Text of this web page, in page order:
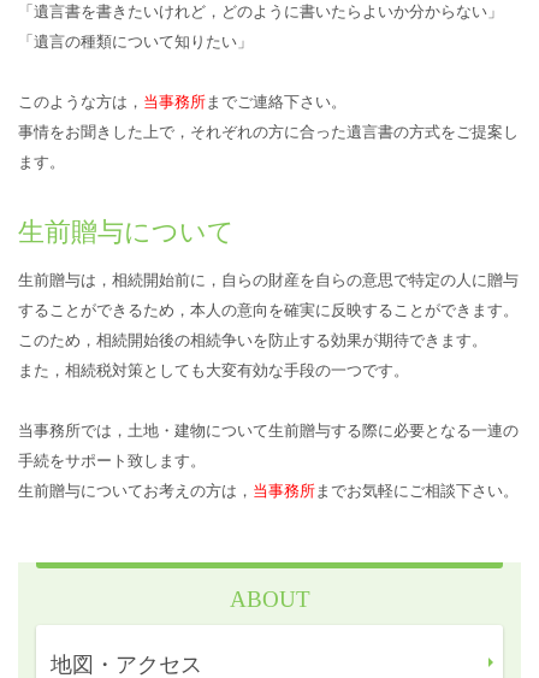
「遺言書を書きたいけれど，どのように書いたらよいか分からない」
「遺言の種類について知りたい」
このような方は， 当事務所 までご連絡下さい。
事情をお聞きした上で，それぞれの方に合った遺言書の方式をご提案し
ます。
生前贈与について
生前贈与は，相続開始前に，自らの財産を自らの意思で特定の人に贈与
することができるため，本人の意向を確実に反映することができます。
このため，相続開始後の相続争いを防止する効果が期待できます。
また，相続税対策としても大変有効な手段の一つです。
当事務所では，土地・建物について生前贈与する際に必要となる一連の
手続をサポート致します。
生前贈与についてお考えの方は， 当事務所までお気軽にご相談下さい。
ABOUT
地図・アクセス